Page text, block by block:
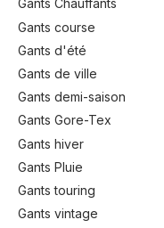
Gants Chauffants
Gants course
Gants d'été
Gants de ville
Gants demi-saison
Gants Gore-Tex
Gants hiver
Gants Pluie
Gants touring
Gants vintage